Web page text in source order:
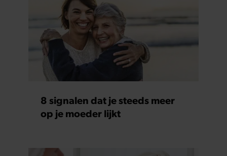
8 signalen dat je steeds meer
op je moeder lijkt